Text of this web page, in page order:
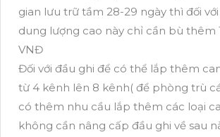
gian lưu trữ tầm 28-29 ngày thì đối
dung lượng cao này chỉ cần bù thêm
VNĐ
Đối với đầu ghi để có thể lắp thêm
từ 4 kênh lên 8 kênh( để phòng trù
có thêm nhu cầu lắp thêm các loại
không cần nâng cấp đầu ghi về sau